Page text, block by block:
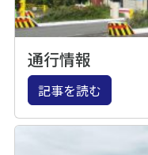
通行情報
記事を読む